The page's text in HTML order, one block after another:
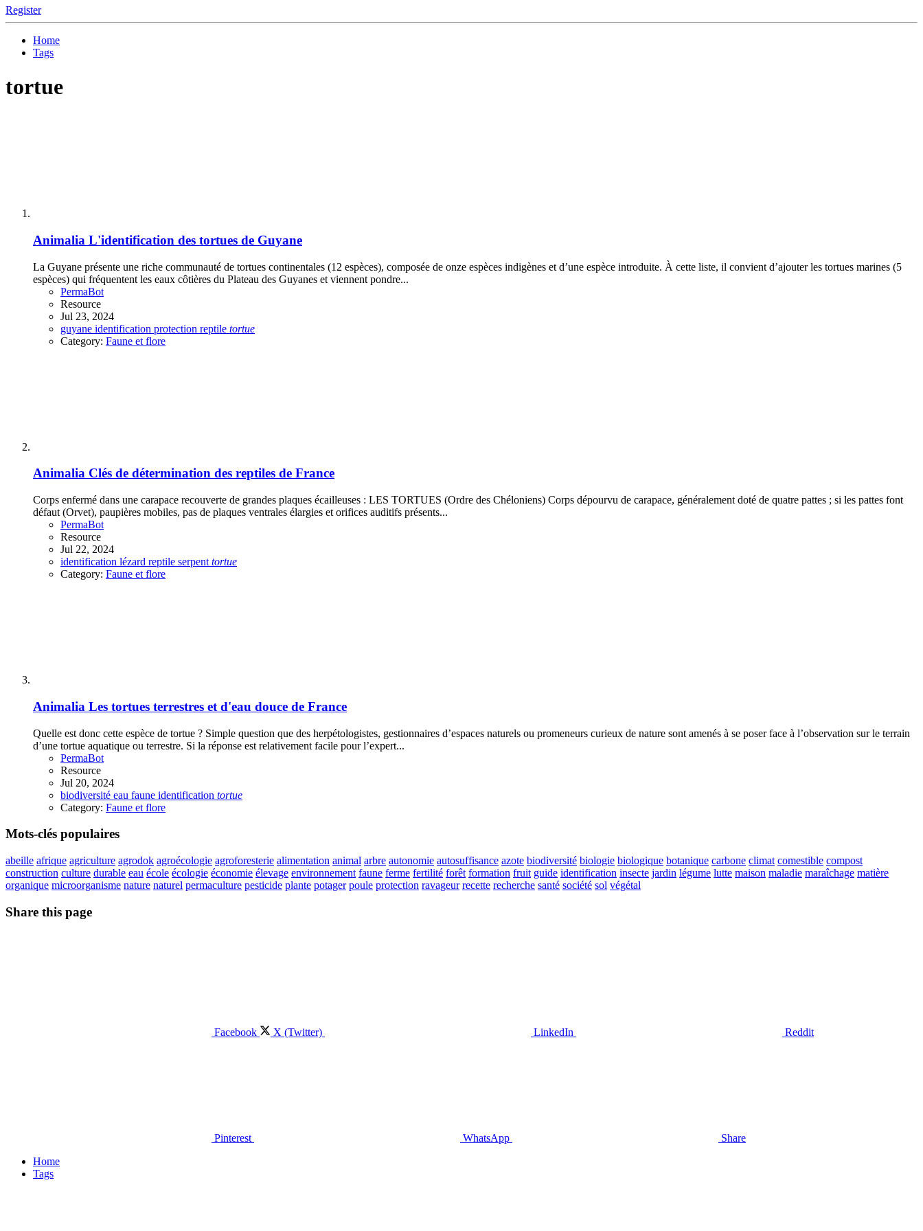
Register
Home
Tags
tortue
Animalia L'identification des tortues de Guyane
La Guyane présente une riche communauté de tortues continentales (12 espèces), composée de onze espèces indigènes et d’une espèce introduite. À cette liste, il convient d’ajouter les tortues marines (5
espèces) qui fréquentent les eaux côtières du Plateau des Guyanes et viennent pondre...
PermaBot
Resource
Jul 23, 2024
guyane identification protection reptile tortue
Category: Faune et flore
Animalia Clés de détermination des reptiles de France
Corps enfermé dans une carapace recouverte de grandes plaques écailleuses : LES TORTUES (Ordre des Chéloniens) Corps dépourvu de carapace, généralement doté de quatre pattes ; si les pattes font
défaut (Orvet), paupières mobiles, pas de plaques ventrales élargies et orifices auditifs présents...
PermaBot
Resource
Jul 22, 2024
identification lézard reptile serpent tortue
Category: Faune et flore
Animalia Les tortues terrestres et d'eau douce de France
Quelle est donc cette espèce de tortue ? Simple question que des herpétologistes, gestionnaires d’espaces naturels ou promeneurs curieux de nature sont amenés à se poser face à l’observation sur le terrain
d’une tortue aquatique ou terrestre. Si la réponse est relativement facile pour l’expert...
PermaBot
Resource
Jul 20, 2024
biodiversité eau faune identification tortue
Category: Faune et flore
Mots-clés populaires
abeille afrique agriculture agrodok agroécologie agroforesterie alimentation animal arbre autonomie autosuffisance azote biodiversité biologie biologique botanique carbone climat comestible compost
construction culture durable eau école écologie économie élevage environnement faune ferme fertilité forêt formation fruit guide identification insecte jardin légume lutte maison maladie maraîchage matière
organique microorganisme nature naturel permaculture pesticide plante potager poule protection ravageur recette recherche santé société sol végétal
Share this page
Facebook X (Twitter) LinkedIn Reddit
Pinterest WhatsApp
Share
Home
Tags